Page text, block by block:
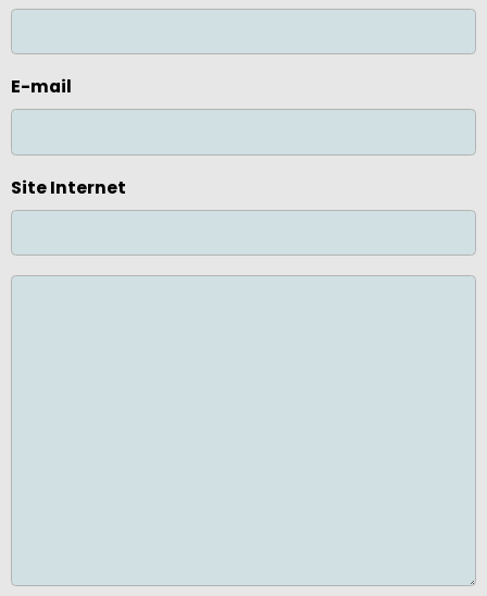
E-mail
Site Internet